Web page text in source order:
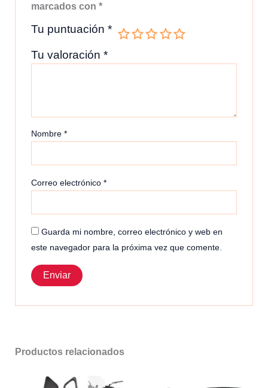
marcados con*
Tu puntuación*
Tu valoración*
Nombre*
Correo electrónico*
Guarda mi nombre, correo electrónico y web en
este navegador para la próxima vez que comente.
Productos relacionados